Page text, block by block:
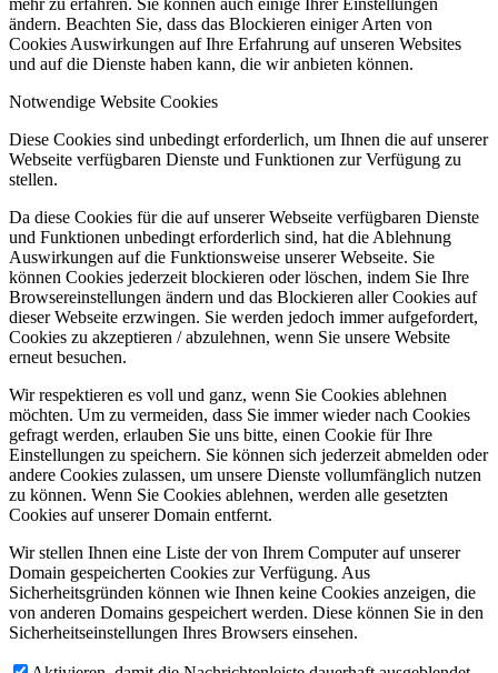
mehr zu erfahren. Sie können auch einige Ihrer Einstellungen
ändern. Beachten Sie, dass das Blockieren einiger Arten von
Cookies Auswirkungen auf Ihre Erfahrung auf unseren Websites
und auf die Dienste haben kann, die wir anbieten können.
Notwendige Website Cookies
Diese Cookies sind unbedingt erforderlich, um Ihnen die auf unserer
Webseite verfügbaren Dienste und Funktionen zur Verfügung zu
stellen.
Da diese Cookies für die auf unserer Webseite verfügbaren Dienste
und Funktionen unbedingt erforderlich sind, hat die Ablehnung
Auswirkungen auf die Funktionsweise unserer Webseite. Sie
können Cookies jederzeit blockieren oder löschen, indem Sie Ihre
Browsereinstellungen ändern und das Blockieren aller Cookies auf
dieser Webseite erzwingen. Sie werden jedoch immer aufgefordert,
Cookies zu akzeptieren / abzulehnen, wenn Sie unsere Website
erneut besuchen.
Wir respektieren es voll und ganz, wenn Sie Cookies ablehnen
möchten. Um zu vermeiden, dass Sie immer wieder nach Cookies
gefragt werden, erlauben Sie uns bitte, einen Cookie für Ihre
Einstellungen zu speichern. Sie können sich jederzeit abmelden oder
andere Cookies zulassen, um unsere Dienste vollumfänglich nutzen
zu können. Wenn Sie Cookies ablehnen, werden alle gesetzten
Cookies auf unserer Domain entfernt.
Wir stellen Ihnen eine Liste der von Ihrem Computer auf unserer
Domain gespeicherten Cookies zur Verfügung. Aus
Sicherheitsgründen können wie Ihnen keine Cookies anzeigen, die
von anderen Domains gespeichert werden. Diese können Sie in den
Sicherheitseinstellungen Ihres Browsers einsehen.